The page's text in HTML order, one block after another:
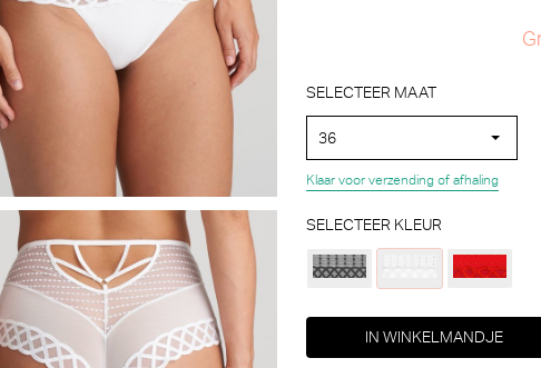
SELECTEER MAAT
36
Klaar voor verzending of afhaling
SELECTEER KLEUR
IN WINKELMANDJE